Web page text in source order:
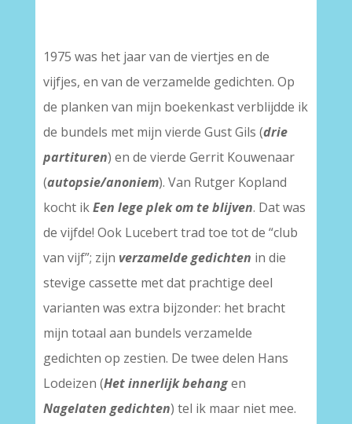
1975 was het jaar van de viertjes en de
vijfjes, en van de verzamelde gedichten. Op
de planken van mijn boekenkast verblijdde ik
de bundels met mijn vierde Gust Gils (drie
partituren) en de vierde Gerrit Kouwenaar
(autopsie/anoniem). Van Rutger Kopland
kocht ikEen lege plek om te blijven. Dat was
de vijfde! Ook Lucebert trad toe tot de “club
van vijf”; zijn verzamelde gedichten in die
stevige cassette met dat prachtige deel
varianten was extra bijzonder: het bracht
mijn totaal aan bundels verzamelde
gedichten op zestien. De twee delen Hans
Lodeizen (Het innerlijk behangen
Nagelaten gedichten) tel ik maar niet mee.